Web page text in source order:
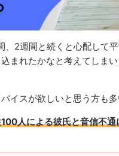
、2週間と続くと心配して
まれたかなと考えてしま
イスが欲しいと思う方も
人による彼氏と音信不